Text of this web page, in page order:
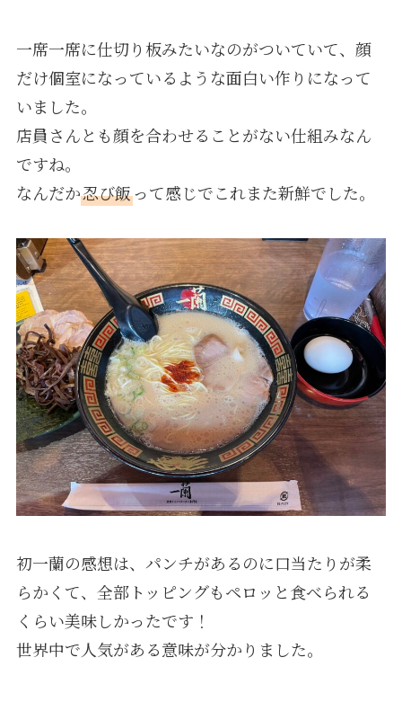
一席一席に仕切り板みたいなのがついていて、顔
だけ個室になっているような面白い作りになって
いました。
店員さんとも顔を合わせることがない仕組みなん
ですね。
なんだか忍び飯って感じでこれまた新鮮でした。
初一蘭の感想は、パンチがあるのに口当たりが柔
らかくて、全部トッピングもペロッと食べられる
くらい美味しかったです！
世界中で人気がある意味が分かりました。